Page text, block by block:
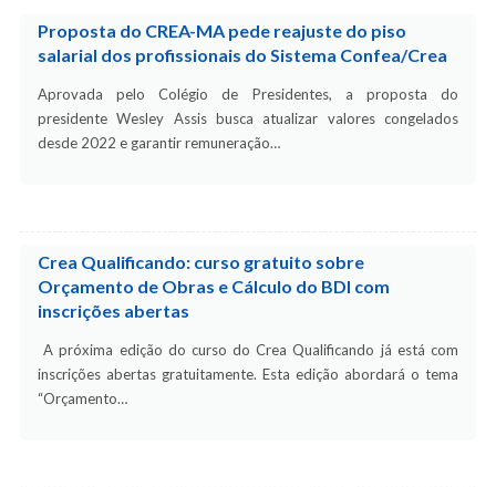
Proposta do CREA-MA pede reajuste do piso
salarial dos profissionais do Sistema Confea/Crea
Aprovada pelo Colégio de Presidentes, a proposta do
presidente Wesley Assis busca atualizar valores congelados
desde 2022 e garantir remuneração…
Crea Qualificando: curso gratuito sobre
Orçamento de Obras e Cálculo do BDI com
inscrições abertas
A próxima edição do curso do Crea Qualificando já está com
inscrições abertas gratuitamente. Esta edição abordará o tema
“Orçamento…